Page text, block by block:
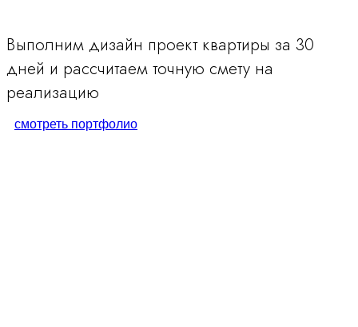
Выполним дизайн проект квартиры за 30
дней и рассчитаем точную смету на
реализацию
смотреть портфолио